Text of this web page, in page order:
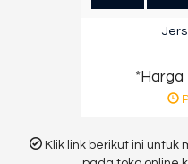
*Harga
Klik link berikut ini untuk